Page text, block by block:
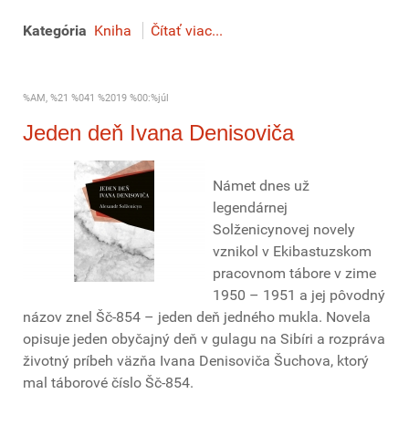
Kategória Kniha Čítať viac...
%AM, %21 %041 %2019 %00:%júl
Jeden deň Ivana Denisoviča
Námet dnes už
legendárnej
Solženicynovej novely
vznikol v Ekibastuzskom
pracovnom tábore v zime
1950 – 1951 a jej pôvodný
názov znel Šč-854 – jeden deň jedného mukla. Novela
opisuje jeden obyčajný deň v gulagu na Sibíri a rozpráva
životný príbeh väzňa Ivana Denisoviča Šuchova, ktorý
mal táborové číslo Šč-854.